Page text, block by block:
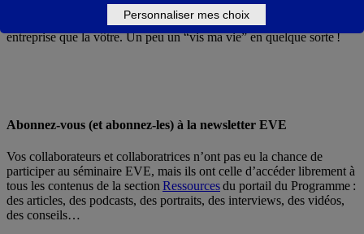
Et si vous proposiez à vos équipes d’aller à la rencontre des autres
équipes dans l’entreprise... Ou des collaborateurs d’une autre
entreprise que la vôtre. Un peu un “vis ma vie” en quelque sorte !
Abonnez-vous (et abonnez-les) à la newsletter EVE
Vos collaborateurs et collaboratrices n’ont pas eu la chance de
participer au séminaire EVE, mais ils ont celle d’accéder librement à
tous les contenus de la section Ressourcesdu portail du Programme :
des articles, des podcasts, des portraits, des interviews, des vidéos,
des conseils…
Personnaliser mes choix